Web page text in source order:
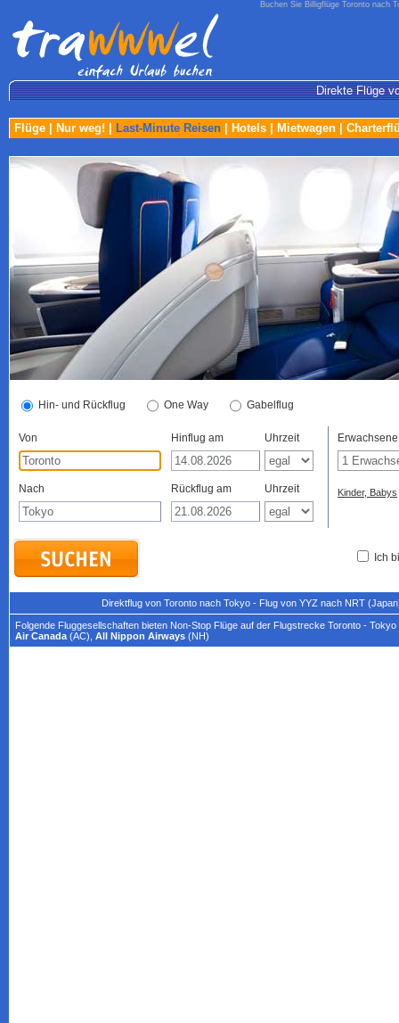
Buchen Sie Billigflüge Toronto nach
Direkte Flüge
Flüge Nur weg! Last-Minute Reisen Hotels Mietwagen
Hin- und Rückflug One Way Gabelflug
Von Hinflug am Uhrzeit
Nach Rückflug am Uhrzeit
Erwachsene
Kinder, Babys
Ich
Direktflug von Toronto nach Tokyo - Flug von YYZ nach NRT
Folgende Fluggesellschaften bieten Non-Stop Flüge auf der Flugstrecke Toronto - Tokyo
Air Canada (AC), All Nippon Airways (NH)